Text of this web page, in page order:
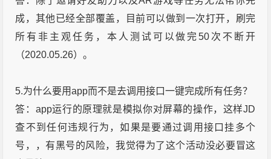
成，其他已经全部覆盖，目前可以做到一次打开，刷完
所有非主观任务，本人测试可以做完50次不断开
（2020.05.26）。
5.为什么要用app而不是去调用接口一键完成所有任务？
答：app运行的原理就是模拟你对屏幕的操作，这样JD
查不到任何违规行为，如果是要通过调用接口挂多个
号，，有黑号的风险，我觉得为了这个活动没必要冒这